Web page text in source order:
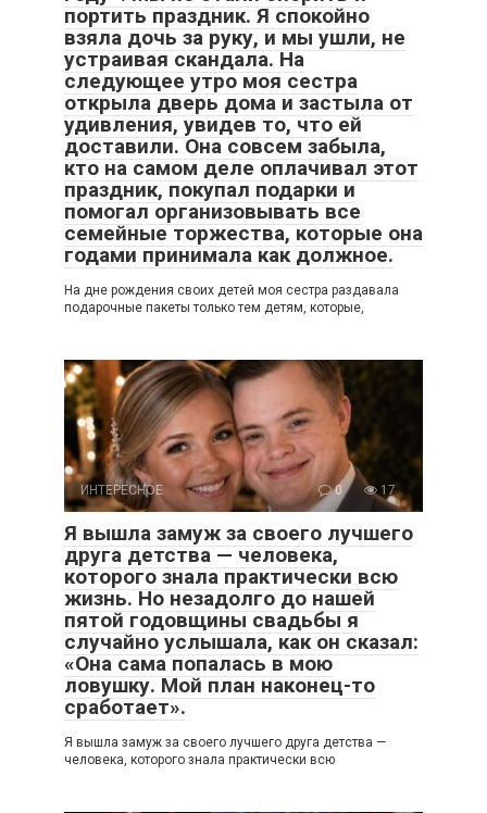
портить праздник. Я спокойно
взяла дочь за руку, и мы ушли, не
устраивая скандала. На
следующее утро моя сестра
открыла дверь дома и застыла от
удивления, увидев то, что ей
доставили. Она совсем забыла,
кто на самом деле оплачивал этот
праздник, покупал подарки и
помогал организовывать все
семейные торжества, которые она
годами принимала как должное.
На дне рождения своих детей моя сестра раздавала
подарочные пакеты только тем детям, которые,
ИНТЕРЕСНОЕ 0 17
Я вышла замуж за своего лучшего
друга детства — человека,
которого знала практически всю
жизнь. Но незадолго до нашей
пятой годовщины свадьбы я
случайно услышала, как он сказал:
«Она сама попалась в мою
ловушку. Мой план наконец-то
сработает».
Я вышла замуж за своего лучшего друга детства —
человека, которого знала практически всю